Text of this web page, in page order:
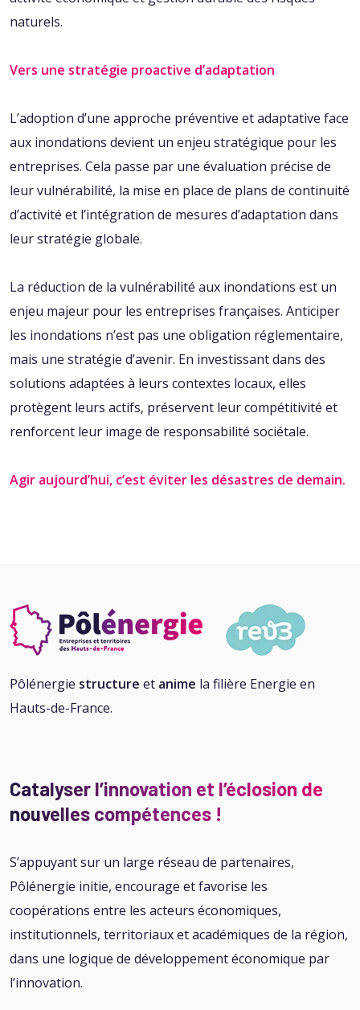
naturels.
Vers une stratégie proactive d’adaptation
L’adoption d’une approche préventive et adaptative face
aux inondations devient un enjeu stratégique pour les
entreprises. Cela passe par une évaluation précise de
leur vulnérabilité, la mise en place de plans de continuité
d’activité et l’intégration de mesures d’adaptation dans
leur stratégie globale.
La réduction de la vulnérabilité aux inondations est un
enjeu majeur pour les entreprises françaises. Anticiper
les inondations n’est pas une obligation réglementaire,
mais une stratégie d’avenir. En investissant dans des
solutions adaptées à leurs contextes locaux, elles
protègent leurs actifs, préservent leur compétitivité et
renforcent leur image de responsabilité sociétale.
Agir aujourd’hui, c’est éviter les désastres de demain.
Pôlénergie structure et anime la filière Energie en
Hauts-de-France.
Catalyser l’innovation et l’éclosion de
nouvelles compétences !
S’appuyant sur un large réseau de partenaires,
Pôlénergie initie, encourage et favorise les
coopérations entre les acteurs économiques,
institutionnels, territoriaux et académiques de la région,
dans une logique de développement économique par
l’innovation.